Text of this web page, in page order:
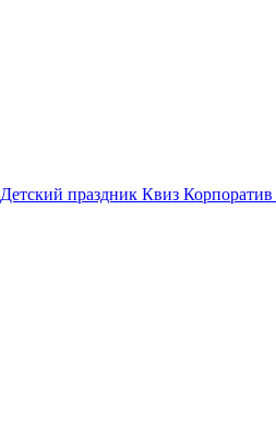
Детский праздник Квиз Корпоратив